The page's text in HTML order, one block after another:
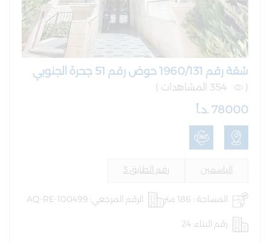
شقة رقم 1960/131 حوض رقم 51 جحرة الجنوبي
(
78000 .د.أ
الياسمين رقم الطابق 3
المساحة : 186 متر
الرقم المرجعي: AQ-RE-100499
رقم البناء: 24